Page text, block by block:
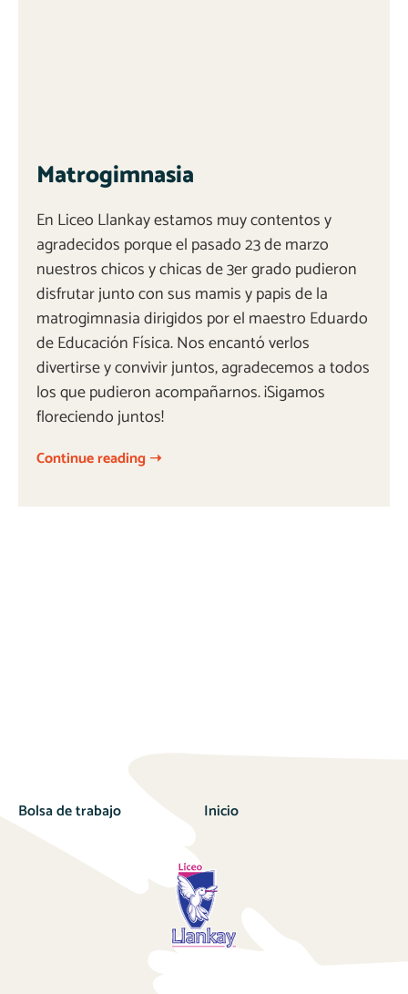
Matrogimnasia
En Liceo Llankay estamos muy contentos y
agradecidos porque el pasado 23 de marzo
nuestros chicos y chicas de 3er grado pudieron
disfrutar junto con sus mamis y papis de la
matrogimnasia dirigidos por el maestro Eduardo
de Educación Física. Nos encantó verlos
divertirse y convivir juntos, agradecemos a todos
los que pudieron acompañarnos. ¡Sigamos
floreciendo juntos!
Continue reading ➝
Bolsa de trabajo Inicio